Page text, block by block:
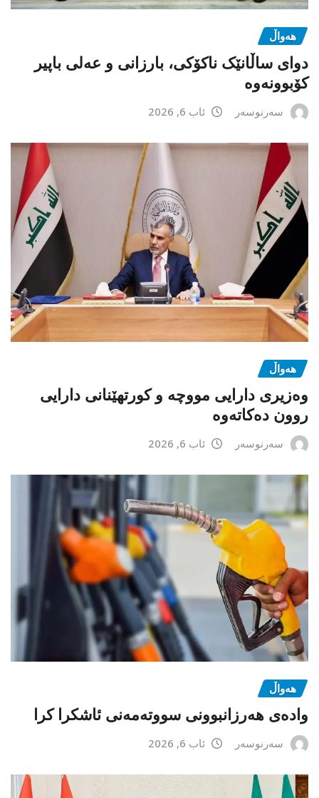
هەواڵ
دوای ساڵانێک ناکۆکی، بارزانی و عەلی باپیر
کۆبوونەوە
سەرنوسەر ئاب 6, 2026
هەواڵ
وەزیری دارایی مووچە و کورتهێنانی دارایی
روون دەکاتەوە
سەرنوسەر ئاب 6, 2026
هەواڵ
وادەی هەرزانبوونی سووتەمەنی ئاشکرا کرا
سەرنوسەر ئاب 6, 2026